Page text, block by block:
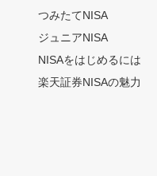
つみたてNISA
ジュニアNISA
NISAをはじめるには
楽天証券NISAの魅力